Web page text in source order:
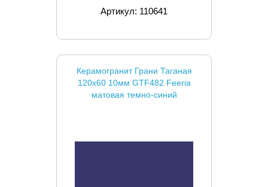
Артикул: 110641
Керамогранит Грани Таганая
120x60 10мм GTF482 Feeria
матовая темно-синий